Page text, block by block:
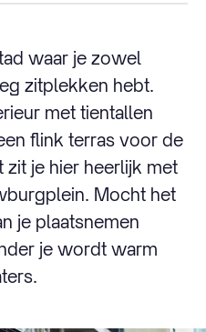
waar je zowel
zitplekken hebt.
met tientallen
flink terras voor de
zit je hier heerlijk met
Mocht het
je plaatsnemen
je wordt warm